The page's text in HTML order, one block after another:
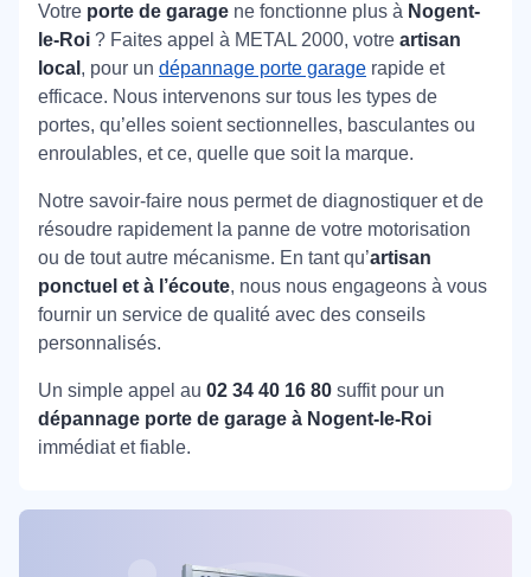
Votre porte de garage ne fonctionne plus à Nogent-
le-Roi ? Faites appel à METAL 2000, votre artisan
local , pour un dépannage porte garage rapide et
efficace. Nous intervenons sur tous les types de
portes, qu’elles soient sectionnelles, basculantes ou
enroulables, et ce, quelle que soit la marque.
Notre savoir-faire nous permet de diagnostiquer et de
résoudre rapidement la panne de votre motorisation
ou de tout autre mécanisme. En tant qu’artisan
ponctuel et à l’écoute, nous nous engageons à vous
fournir un service de qualité avec des conseils
personnalisés.
Un simple appel au 02 34 40 16 80 suffit pour un
dépannage porte de garage à Nogent-le-Roi
immédiat et fiable.